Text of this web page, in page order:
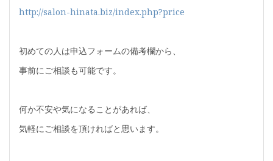
http://salon-hinata.biz/index.php?price
初めての人は申込フォームの備考欄から、
事前にご相談も可能です。
何か不安や気になることがあれば、
気軽にご相談を頂ければと思います。